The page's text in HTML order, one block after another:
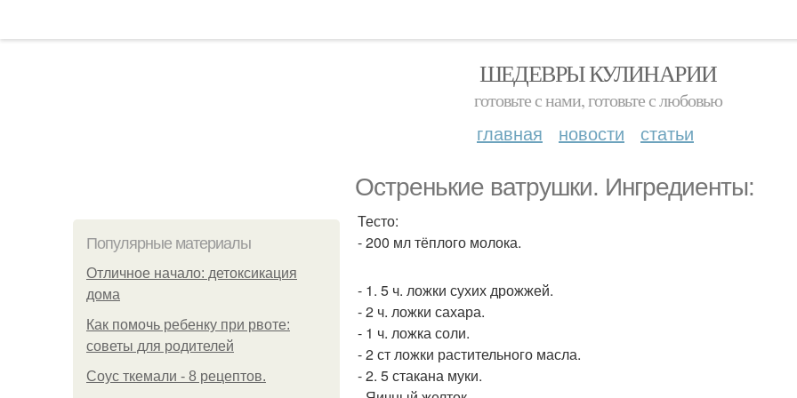
ШЕДЕВРЫ КУЛИНАРИИ
готовьте с нами, готовьте с любовью
главная новости статьи
Остренькие ватрушки. Ингредиенты:
Популярные материалы
Отличное начало: детоксикация
дома
Как помочь ребенку при рвоте:
советы для родителей
Соус ткемали - 8 рецептов.
Тесто:
- 200 мл тёплого молока.
- 1. 5 ч. ложки сухих дрожжей.
- 2 ч. ложки сахара.
- 1 ч. ложка соли.
- 2 ст ложки растительного масла.
- 2. 5 стакана муки.